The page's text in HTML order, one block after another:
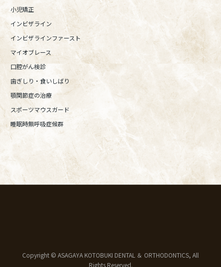
小児矯正
インビザライン
インビザラインファースト
マイオブレース
口腔がん検診
歯ぎしり・食いしばり
顎関節症の治療
スポーツマウスガード
睡眠時無呼吸症候群
Copyright © ASAGAYA KOTOBUKI DENTAL ＆ ORTHODONTICS, All
Rights Reserved.